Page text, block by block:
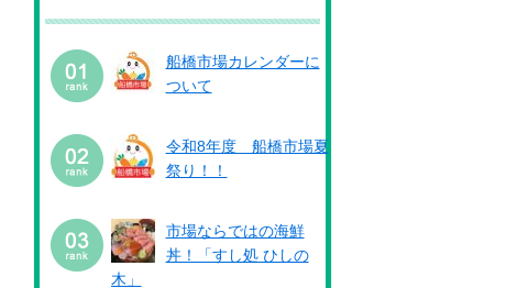
船橋市場カレンダーに
ついて
令和8年度 船橋市場夏
祭り！！
市場ならではの海鮮
丼！「すし処 ひしの
木」